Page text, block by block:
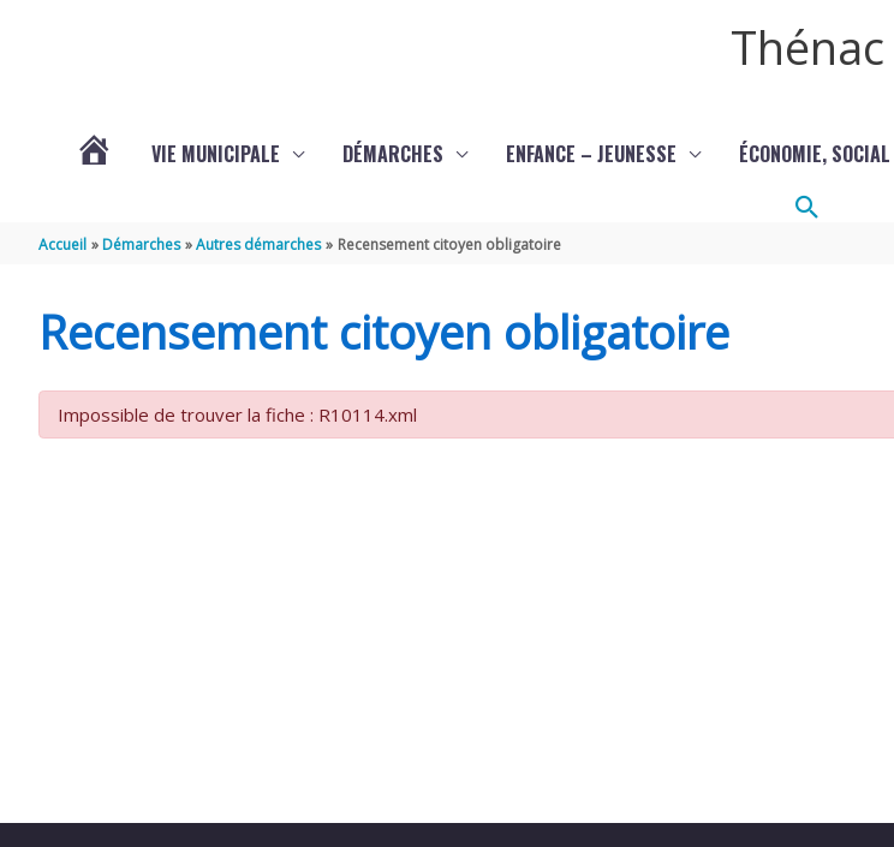
Thénac
THÉNAC
VIE MUNICIPALE DÉMARCHES ENFANCE – JEUNESSE ÉCONOMIE,
Accueil Démarches Autres démarches Recensement citoyen obligatoire
Recensement citoyen obligatoire
Impossible de trouver la fiche : R10114.xml